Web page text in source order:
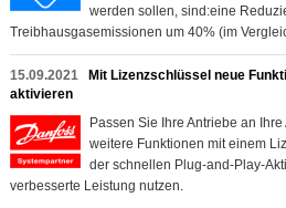
werden sollen, sind:eine
Treibhausgasemissionen um 40% (im
15.09.2021
Mit Lizenzschlüssel neue
aktivieren
Passen Sie Ihre Antriebe an
weitere Funktionen mit einem
der schnellen Plug-and-Play-
verbesserte Leistung nutzen.